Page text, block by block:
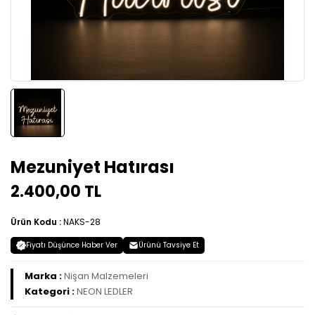
Mezuniyet Hatırası
2.400,00 TL
Ürün Kodu :NAKS-28
Fiyatı Düşünce Haber Ver Ürünü Tavsiye Et
Marka :Nişan Malzemeleri
Kategori :NEON LEDLER